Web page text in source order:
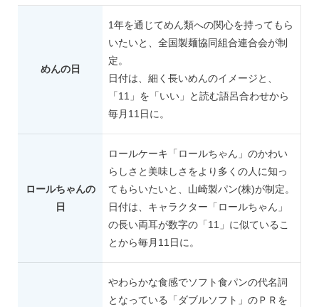
めんの日
1年を通じてめん類への関心を持ってもら
いたいと、全国製麺協同組合連合会が制
定。
日付は、細く長いめんのイメージと、
「11」を「いい」と読む語呂合わせから
毎月11日に。
ロールちゃんの
日
ロールケーキ「ロールちゃん」のかわい
らしさと美味しさをより多くの人に知っ
てもらいたいと、山崎製パン(株)が制定。
日付は、キャラクター「ロールちゃん」
の長い両耳が数字の「11」に似ているこ
とから毎月11日に。
やわらかな食感でソフト食パンの代名詞
となっている「ダブルソフト」のＰＲを